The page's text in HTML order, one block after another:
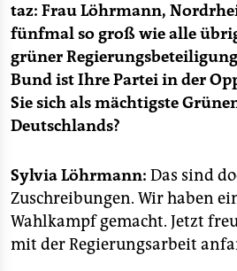
fördert Mädchen aktiv. Ich habe
Schonraum erlebt, der mir
In einer
mich vielleicht gar nicht so
katholischen Kirche gehört
■Ministerium:In der rot-grünen
wichtigste Reformprojekt.
wollen die Grünen in Nordrhein-
Gemeinschaftsschule nicht
sondern die Entscheidung den
den einzelnen Kommunen
taz: Frau Löhrmann,
fünfmal so groß wie alle
grüner
Bund ist Ihre Partei in der
Sie sich als mächtigste
Deutschlands?
Sylvia Löhrmann: Das sind
Zuschreibungen. Wir haben
Wahlkampf gemacht. Jetzt
mit der Regierungsarbeit